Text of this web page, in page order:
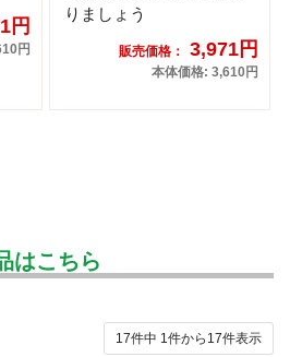
円
円
りましょう
販売価格： 3,971円
本体価格: 3,610円
はこちら
17件中 1 件から 17件表示